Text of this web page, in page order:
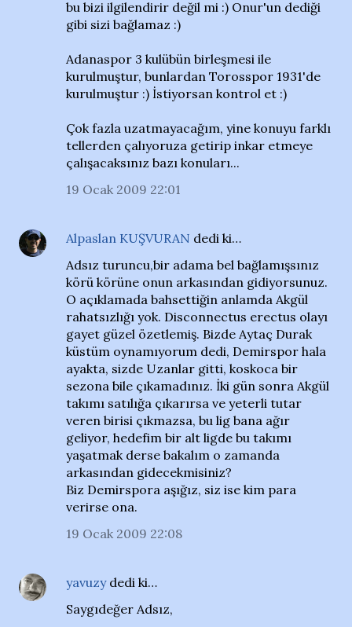
bu bizi ilgilendirir değil mi :) Onur'un dediği
gibi sizi bağlamaz :)
Adanaspor 3 kulübün birleşmesi ile
kurulmuştur, bunlardan Torosspor 1931'de
kurulmuştur :) İstiyorsan kontrol et :)
Çok fazla uzatmayacağım, yine konuyu farklı
tellerden çalıyoruza getirip inkar etmeye
çalışacaksınız bazı konuları...
19 Ocak 2009 22:01
Alpaslan KUŞVURAN dedi ki…
Adsız turuncu,bir adama bel bağlamışsınız
körü körüne onun arkasından gidiyorsunuz.
O açıklamada bahsettiğin anlamda Akgül
rahatsızlığı yok. Disconnectus erectus olayı
gayet güzel özetlemiş. Bizde Aytaç Durak
küstüm oynamıyorum dedi, Demirspor hala
ayakta, sizde Uzanlar gitti, koskoca bir
sezona bile çıkamadınız. İki gün sonra Akgül
takımı satılığa çıkarırsa ve yeterli tutar
veren birisi çıkmazsa, bu lig bana ağır
geliyor, hedefim bir alt ligde bu takımı
yaşatmak derse bakalım o zamanda
arkasından gidecekmisiniz?
Biz Demirspora aşığız, siz ise kim para
verirse ona.
19 Ocak 2009 22:08
yavuzydedi ki…
Saygıdeğer Adsız,